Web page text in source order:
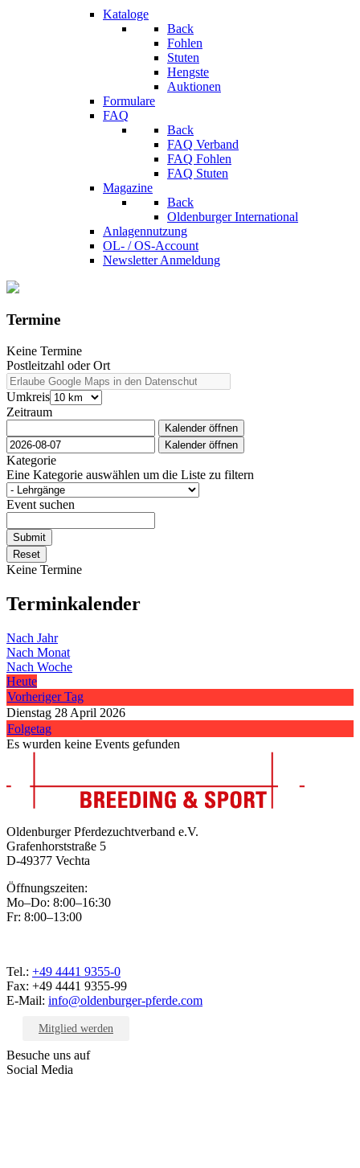
Kataloge
Back
Fohlen
Stuten
Hengste
Auktionen
Formulare
FAQ
Back
FAQ Verband
FAQ Fohlen
FAQ Stuten
Magazine
Back
Oldenburger International
Anlagennutzung
OL- / OS-Account
Newsletter Anmeldung
Termine
Keine Termine
Postleitzahl oder Ort
Umkreis
Zeitraum
Kalender öffnen
Kalender öffnen
Kategorie
Eine Kategorie auswählen um die Liste zu filtern
Event suchen
Submit
Reset
Keine Termine
Terminkalender
Nach Jahr
Nach Monat
Nach Woche
Heute
Vorheriger Tag
Dienstag 28 April 2026
Folgetag
Es wurden keine Events gefunden
Oldenburger Pferdezuchtverband e.V.
Grafenhorststraße 5
D-49377 Vechta
Öffnungszeiten:
Mo–Do: 8:00–16:30
Fr: 8:00–13:00
Tel.: +49 4441 9355-0
Fax: +49 4441 9355-99
E-Mail: info@oldenburger-pferde.com
Mitglied werden
Besuche uns auf
Social Media